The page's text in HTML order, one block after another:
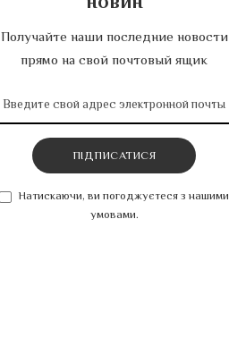
Получайте наши последние новости
прямо на свой почтовый ящик
ПІДПИСАТИСЯ
Натискаючи, ви погоджуєтеся з нашими
умовами.